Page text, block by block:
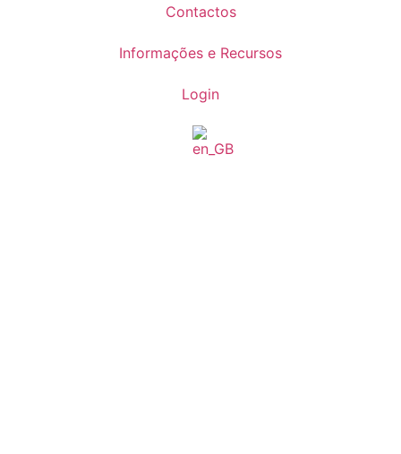
Contactos
Informações e Recursos
Login